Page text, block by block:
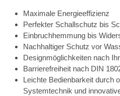
Maximale Energieeffizienz
Perfekter Schallschutz bis
Einbruchhemmung bis
Nachhaltiger Schutz vor
Designmöglichkeiten nach
Barrierefreiheit nach DIN
Leichte Bedienbarkeit durch
Systemtechnik und